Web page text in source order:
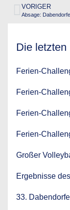
VORIGER
Die letzten
Ferien-
Ferien-
Ferien-
Ferien-
Großer
Ergebnisse
33.